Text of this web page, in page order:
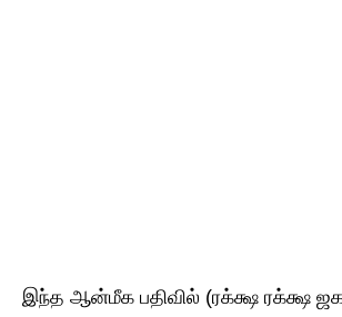
இந்த ஆன்மீக பதிவில் (ரக்க்ஷ ரக்க்ஷ